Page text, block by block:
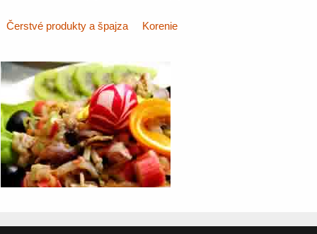
Čerstvé produkty a špajza Korenie